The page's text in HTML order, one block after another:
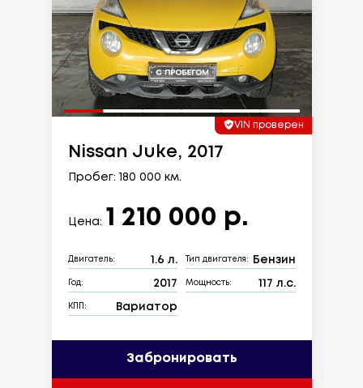
VIN проверен
Nissan Juke, 2017
Пробег: 180 000 км.
Цена: 1 210 000 р.
Двигатель: 1.6 л. Тип двигателя: Бензин
Год: 2017 Мощность: 117 л.с.
КПП: Вариатор
Забронировать